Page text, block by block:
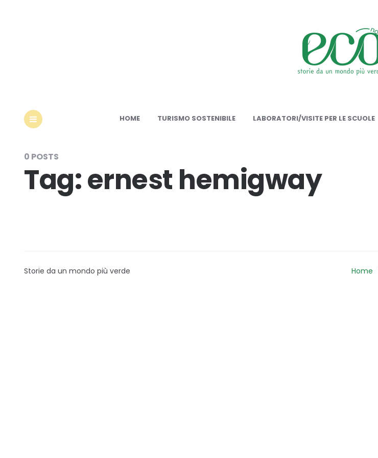
HOME TURISMO SOSTENIBILE LABORATORI/VISITE PER LE SCUOLE
0 POSTS
Tag:ernest hemigway
Storie da un mondo più verde Home